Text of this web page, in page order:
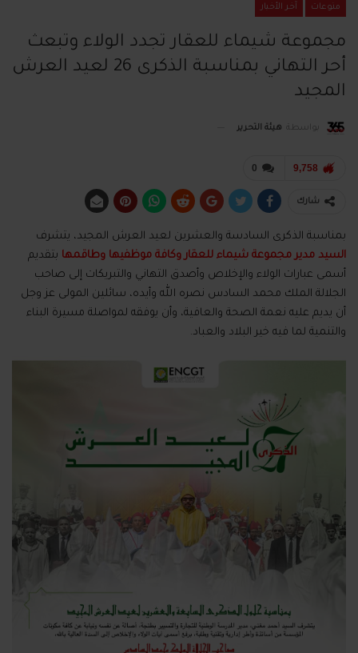
منوعات آخر الأخبار
مجموعة شيماء للعقار تجدد الولاء وتبعث
أحر التهاني بمناسبة الذكرى 26 لعيد العرش
المجيد
بواسطة هيئة التحرير
0 9,758
شارك
بمناسبة الذكرى السادسة والعشرين لعيد العرش المجيد، يتشرف
السيد مدير مجموعة شيماء للعقار وكافة موظفيها وطاقمها بتقديم
أسمى عبارات الولاء والإخلاص وأصدق التهاني والتبريكات إلى صاحب
الجلالة الملك محمد السادس نصره الله وأيده، سائلين المولى عز وجل
أن يديم عليه نعمة الصحة والعافية، وأن يوفقه لمواصلة مسيرة البناء
والتنمية لما فيه خير البلاد والعباد.